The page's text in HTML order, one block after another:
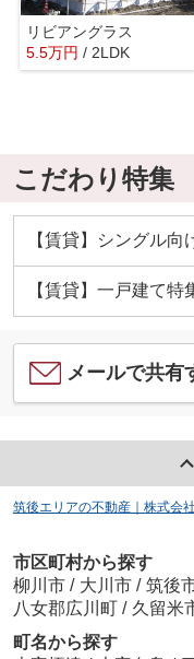
リビアングラス
5.5万円 / 2LDK
こだわり特集
【賃貸】シングル向
【賃貸】一戸建て特
メールで共有
筑後エリアの不動産｜株式会
市区町村から探す
柳川市 / 大川市 / 筑後
八女郡広川町 / 久留米
町名から探す